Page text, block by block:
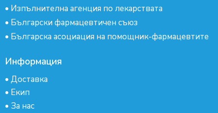
• Изпълнителна агенция по лекарствата
• Български фармацевтичен съюз
• Българска асоциация на помощник-фармацевтите
Информация
• Доставка
• Екип
• За нас